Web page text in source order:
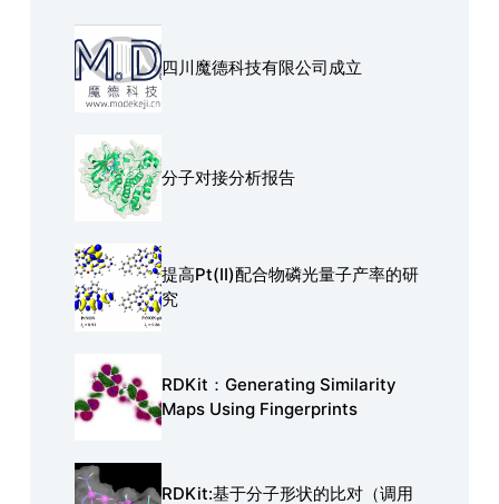
四川魔德科技有限公司成立
分子对接分析报告
提高Pt(Ⅱ)配合物磷光量子产率的研
究
RDKit：Generating Similarity
Maps Using Fingerprints
RDKit:基于分子形状的比对（调用